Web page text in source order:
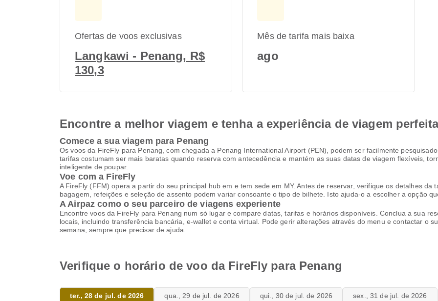
Ofertas de voos exclusivas
Langkawi - Penang, R$
130,3
Mês de tarifa mais baixa
ago
Encontre a melhor viagem e tenha a experiência de viagem
Comece a sua viagem para Penang
Os voos da FireFly para Penang, com chegada a Penang International Airport (PEN), podem ser facilmente
tarifas costumam ser mais baratas quando reserva com antecedência e mantém as suas datas de viagem flexíveis,
inteligente de poupar.
Voe com a FireFly
A FireFly (FFM) opera a partir do seu principal hub em e tem sede em MY. Antes de reservar, verifique os detalhes da
bagagem, refeições e seleção de assento podem variar consoante o tipo de bilhete. Isto ajuda-o a escolher a opção
A Airpaz como o seu parceiro de viagens experiente
Encontre voos da FireFly para Penang num só lugar e compare datas, tarifas e horários disponíveis. Conclua a sua
locais, incluindo transferência bancária, e-wallet e conta virtual. Pode gerir alterações através do menu e contactar o
semana, sempre que precisar de ajuda.
Verifique o horário de voo da FireFly para Penang
ter., 28 de jul. de 2026 qua., 29 de jul. de 2026 qui., 30 de jul. de 2026 sex., 31 de jul. de 2026